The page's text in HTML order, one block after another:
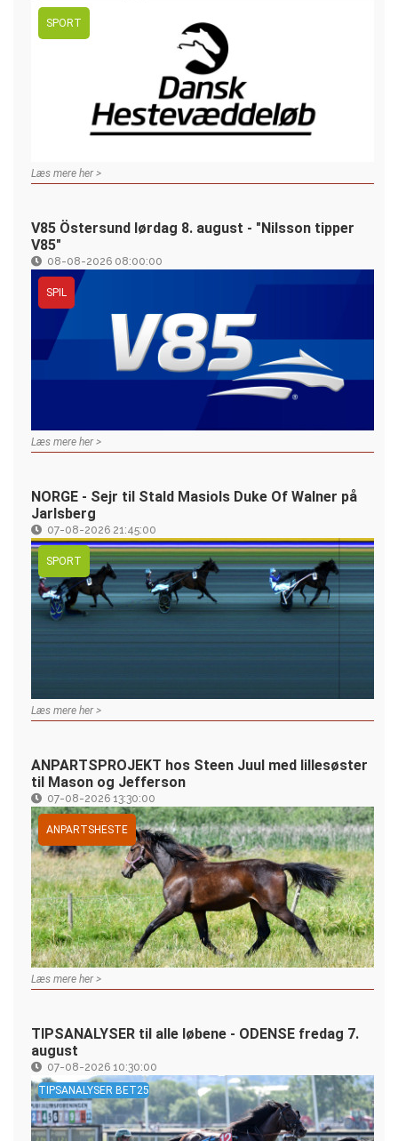
SPORT
Læs mere her >
V85 Östersund lørdag 8. august - "Nilsson tipper
V85"
08-08-2026 08:00:00
SPIL
Læs mere her >
NORGE - Sejr til Stald Masiols Duke Of Walner på
Jarlsberg
07-08-2026 21:45:00
SPORT
Læs mere her >
ANPARTSPROJEKT hos Steen Juul med lillesøster
til Mason og Jefferson
07-08-2026 13:30:00
ANPARTSHESTE
Læs mere her >
TIPSANALYSER til alle løbene - ODENSE fredag 7.
august
07-08-2026 10:30:00
TIPSANALYSER BET25